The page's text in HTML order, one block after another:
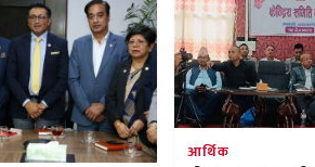
आर्थिक